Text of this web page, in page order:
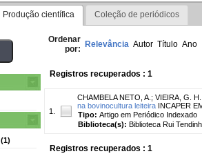
Produção científica Coleção de periódicos
(1)
Ordenar
por: Relevância Autor Título Ano
Registros recuperados : 1
1.
CHAMBELA NETO, A. ; VIEIRA, G.
na bovinocultura leiteira INCAPER
Tipo: Artigo em Periódico Indexado
Biblioteca(s): Biblioteca Rui
Registros recuperados : 1